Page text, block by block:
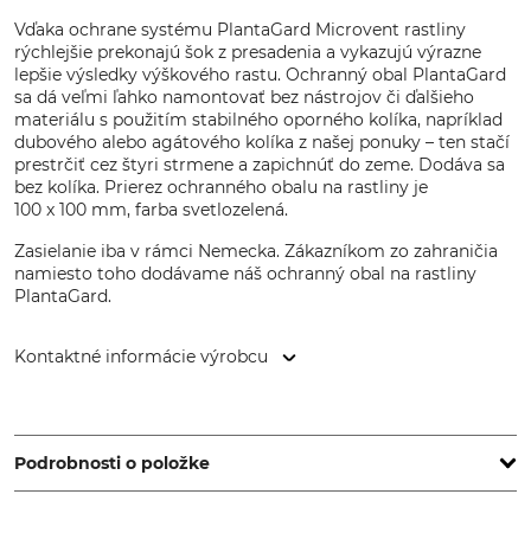
Vďaka ochrane systému PlantaGard Microvent rastliny
rýchlejšie prekonajú šok z presadenia a vykazujú výrazne
lepšie výsledky výškového rastu. Ochranný obal PlantaGard
sa dá veľmi ľahko namontovať bez nástrojov či ďalšieho
materiálu s použitím stabilného oporného kolíka, napríklad
dubového alebo agátového kolíka z našej ponuky – ten stačí
prestrčiť cez štyri strmene a zapichnúť do zeme. Dodáva sa
bez kolíka. Prierez ochranného obalu na rastliny je
100 x 100 mm, farba svetlozelená.
Zasielanie iba v rámci Nemecka. Zákazníkom zo zahraničia
namiesto toho dodávame náš ochranný obal na rastliny
PlantaGard.
Kontaktné informácie výrobcu
www.grube.de
Podrobnosti o položke